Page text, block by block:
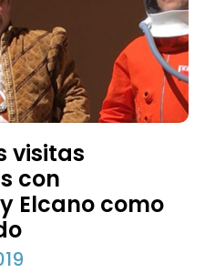
visitas
con
Elcano como